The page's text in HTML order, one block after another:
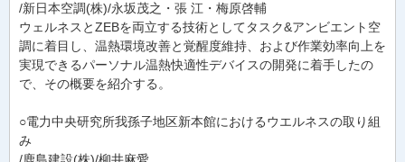
/新日本空調(株)/永坂茂之・張 江・梅原啓輔
ウェルネスとZEBを両立する技術としてタスク&アンビエント空
調に着目し、温熱環境改善と覚醒度維持、および作業効率向上を
実現できるパーソナル温熱快適性デバイスの開発に着手したの
で、その概要を紹介する。
○電力中央研究所我孫子地区新本館におけるウエルネスの取り組
み